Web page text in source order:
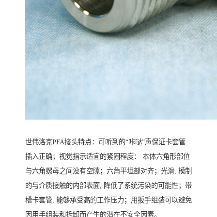
世伟洛克PFA接头特点：可听到的“咔哒”声保证卡套管
插入正确；视觉指示适宜的紧固程度： 本体六角形部位
与六角螺母之间没有空隙；六角平坦部对齐；光滑, 模制
的与介质接触的内部表面, 降低了系统污染的可能性；带
槽卡套管, 能够承受高的工作压力；用扳手组装可以避免
因用手组装和拆卸而产生的潜在不安全因素。